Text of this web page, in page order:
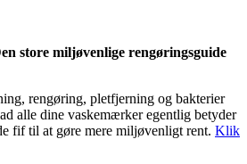
store miljøvenlige rengøringsguide
rengøring, pletfjerning og bakterier
alle dine vaskemærker egentlig betyder
fif til at gøre mere miljøvenligt rent. Klik